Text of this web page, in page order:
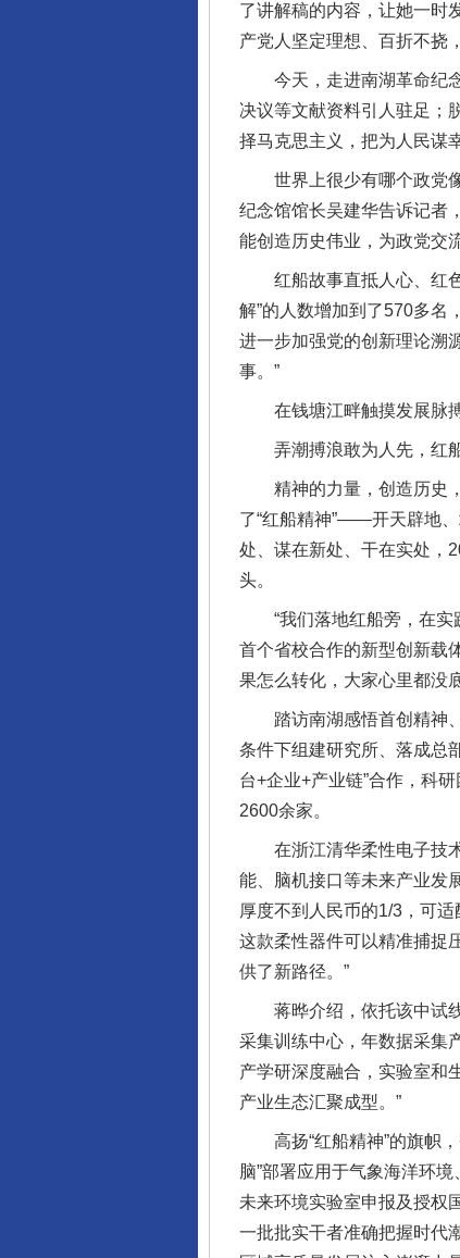
了讲解稿的内容，让她一时
产党人坚定理想、百折不挠
今天，走进南湖革命纪念
决议等文献资料引人驻足
择马克思主义，把为人民谋
世界上很少有哪个政党像
纪念馆馆长吴建华告诉记者
能创造历史伟业，为政党交
红船故事直抵人心、红色
解”的人数增加到了570多名
进一步加强党的创新理论溯
事。”
在钱塘江畔触摸发展
弄潮搏浪敢为人先，红
精神的力量，创造历史，
了“红船精神”——开天辟地
处、谋在新处、干在实处，
头。
“我们落地红船旁，在实践
首个省校合作的新型创新载
果怎么转化，大家心里都没
踏访南湖感悟首创精神、
条件下组建研究所、落成总
台+企业+产业链”合作，科
2600余家。
在浙江清华柔性电子技术
能、脑机接口等未来产业发
厚度不到人民币的1/3，可
这款柔性器件可以精准捕捉
供了新路径。”
蒋晔介绍，依托该中试线
采集训练中心，年数据采集
产学研深度融合，实验室和
产业生态汇聚成型。”
高扬“红船精神”的旗帜，
脑”部署应用于气象海洋环
未来环境实验室申报及授权
一批批实干者准确把握时代